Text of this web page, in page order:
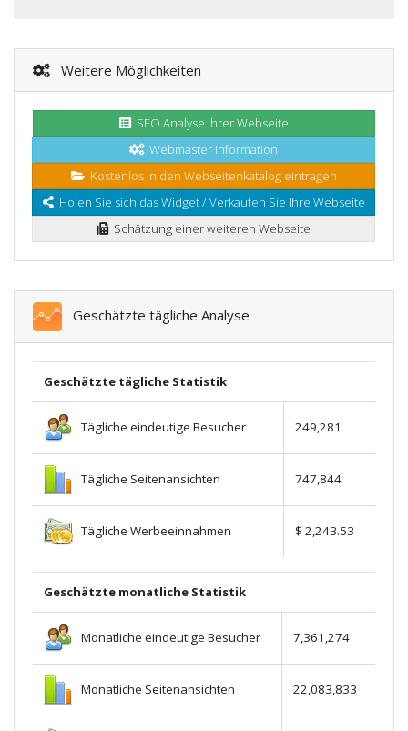
Weitere Möglichkeiten
SEO Analyse Ihrer Webseite
Webmaster Information
Kostenlos in den Webseitenkatalog eintragen
Holen Sie sich das Widget / Verkaufen Sie Ihre Webseite
Schätzung einer weiteren Webseite
Geschätzte tägliche Analyse
Geschätzte tägliche Statistik
Tägliche eindeutige Besucher 249,281
Tägliche Seitenansichten 747,844
Tägliche Werbeeinnahmen $ 2,243.53
Geschätzte monatliche Statistik
Monatliche eindeutige Besucher 7,361,274
Monatliche Seitenansichten 22,083,833